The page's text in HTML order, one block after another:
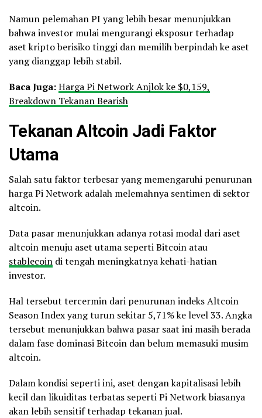
Namun pelemahan PI yang lebih besar menunjukkan
bahwa investor mulai mengurangi eksposur terhadap
aset kripto berisiko tinggi dan memilih berpindah ke aset
yang dianggap lebih stabil.
Baca Juga:Harga Pi Network Anjlok ke $0,159,
Breakdown Tekanan Bearish
Tekanan Altcoin Jadi Faktor
Utama
Salah satu faktor terbesar yang memengaruhi penurunan
harga Pi Network adalah melemahnya sentimen di sektor
altcoin.
Data pasar menunjukkan adanya rotasi modal dari aset
altcoin menuju aset utama seperti Bitcoin atau
stablecoin di tengah meningkatnya kehati-hatian
investor.
Hal tersebut tercermin dari penurunan indeks Altcoin
Season Index yang turun sekitar 5,71% ke level 33. Angka
tersebut menunjukkan bahwa pasar saat ini masih berada
dalam fase dominasi Bitcoin dan belum memasuki musim
altcoin.
Dalam kondisi seperti ini, aset dengan kapitalisasi lebih
kecil dan likuiditas terbatas seperti Pi Network biasanya
akan lebih sensitif terhadap tekanan jual.